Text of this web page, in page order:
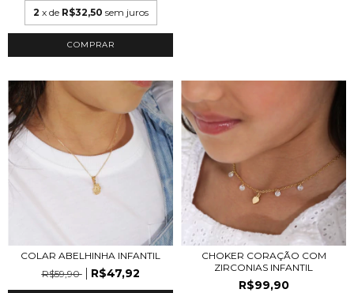
2 x de R$32,50 sem juros
COMPRAR
COLAR ABELHINHA INFANTIL
R$59,90
R$47,92
CHOKER CORAÇÃO COM
ZIRCONIAS INFANTIL
R$99,90